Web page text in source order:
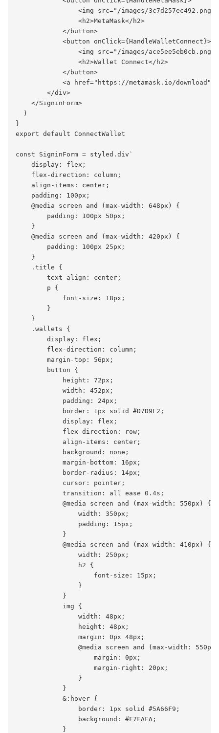
<img src="/images/3c7d257ec492.png"
                <h2>MetaMask</h2>
            </button>
            <button onClick={HandleWalletConnect}>
<img src="/images/ace5ee5eb0cb.png"
                <h2>Wallet Connect</h2>
            </button>
<a href="https://metamask.io/download"
        </div>
    </SigninForm>
  )
}
export default ConnectWallet
const SigninForm = styled.div`
    display: flex;
    flex-direction: column;
    align-items: center;
    padding: 100px;
    @media screen and (max-width: 648px) {
        padding: 100px 50px;
    }
    @media screen and (max-width: 420px) {
        padding: 100px 25px;
    }
    .title {
        text-align: center;
        p {
            font-size: 18px;
        }
    }
    .wallets {
        display: flex;
        flex-direction: column;
        margin-top: 56px;
        button {
            height: 72px;
            width: 452px;
            padding: 24px;
            border: 1px solid #D7D9F2;
            display: flex;
            flex-direction: row;
            align-items: center;
            background: none;
            margin-bottom: 16px;
            border-radius: 14px;
            cursor: pointer;
            transition: all ease 0.4s;
            @media screen and (max-width: 550px) {
                width: 350px;
                padding: 15px;
            }
            @media screen and (max-width: 410px) {
                width: 250px;
                h2 {
                    font-size: 15px;
                }
            }
            img {
                width: 48px;
                height: 48px;
                margin: 0px 48px;
@media screen and (max-width:
                    margin: 0px;
                    margin-right: 20px;
                }
            }
            &:hover {
                border: 1px solid #5A66F9;
                background: #F7FAFA;
            }